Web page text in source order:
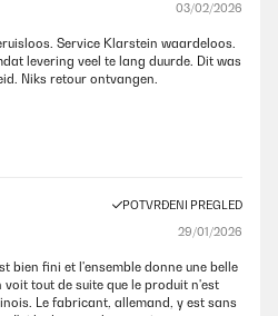
03/02/2026
Service Klarstein waardeloos.
levering veel te lang duurde. Dit was
Niks retour ontvangen.
POTVRĐENI PREGLED
29/01/2026
bien fini et l'ensemble donne une belle
voit tout de suite que le produit n'est
Le fabricant, allemand, y est sans